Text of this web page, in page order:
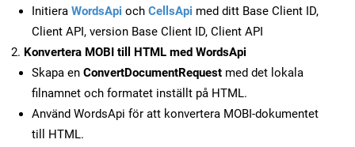
Initiera WordsApi och CellsApi med ditt Base Client ID,
Client API, version Base Client ID, Client API
Konvertera MOBI till HTML med WordsApi
Skapa en ConvertDocumentRequest med det lokala
filnamnet och formatet inställt på HTML.
Använd WordsApi för att konvertera MOBI-dokumentet
till HTML.